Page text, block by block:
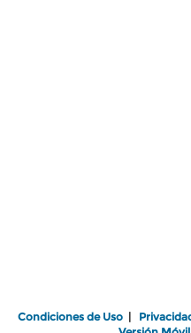
Condiciones de Uso |